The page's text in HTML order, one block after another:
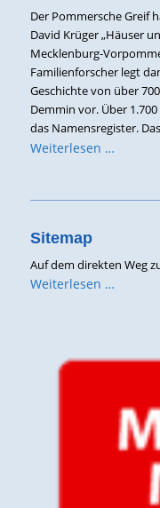
Der Pommersche Greif
David Krüger „Häuser
Mecklenburg-
Familienforscher legt
Geschichte von über
Demmin vor. Über
das Namensregister.
Weiterlesen …
Sitemap
Auf dem direkten Weg
Weiterlesen …